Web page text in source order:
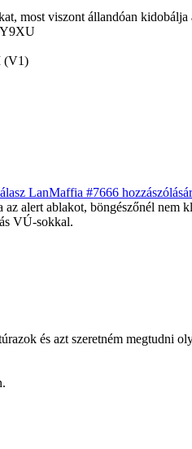
most viszont állandóan
(V1)
LanMaffia #7666
alert ablakot, böngészőnél
VÚ-sokkal.
és azt szeretném megtudni